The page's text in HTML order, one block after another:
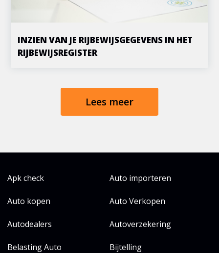
INZIEN VAN JE RIJBEWIJSGEGEVENS IN HET
RIJBEWIJSREGISTER
Lees meer
Apk check Auto importeren
Auto kopen Auto Verkopen
Autodealers Autoverzekering
Belasting Auto Bijtelling